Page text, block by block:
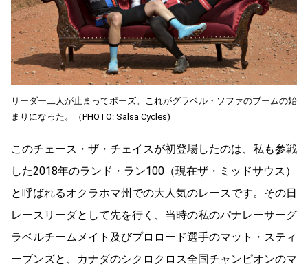
リーダー二人が止まってポーズ。これがグラベル・ソファのブームの始
まりになった。（PHOTO: Salsa Cycles)
このチェース・ザ・チェイスが初登場したのは、私も参戦
した2018年のランド・ラン100（現在ザ・ミッドサウス）
と呼ばれるオクラホマ州での大人気のレースです。その日
レースリーダとして先を行く、当時の私のパナレーサーグ
ラベルチームメイト及びプロロード選手のマット・スティ
ーブンズと、カナダのシクロクロス全国チャンピオンのマ